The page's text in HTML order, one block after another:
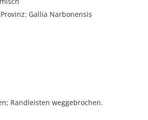
Gallia Narbonensis
Randleisten weggebrochen.